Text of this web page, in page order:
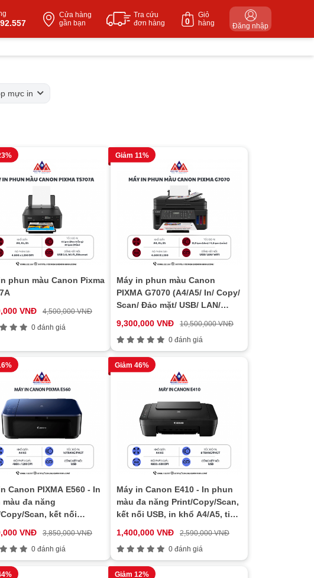
Cửa hàng
gần bạn
Tra cứu
đơn hàng
Giỏ
hàng
0 Đăng nhập
mực in
phun màu Canon Pixma
VNĐ
4,500,000 VNĐ
0 đánh giá
Giảm 11%
Máy in phun màu Canon
PIXMA G7070 (A4/A5/ In/ Copy/
Scan/ Đảo mặt/ USB/ LAN/
9,300,000 VNĐ
10,500,000 VNĐ
0 đánh giá
Canon PIXMA E560 - In
màu đa năng
Scan, kết nối
VNĐ
3,850,000 VNĐ
0 đánh giá
Giảm 46%
Máy in Canon E410 - In phun
màu đa năng Print/Copy/Scan,
kết nối USB, in khổ A4/A5, tiết
1,400,000 VNĐ
2,590,000 VNĐ
0 đánh giá
Giảm 12%